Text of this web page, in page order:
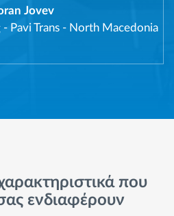
Jovev
- Pavi Trans - North Macedonia
που
ενδιαφέρουν